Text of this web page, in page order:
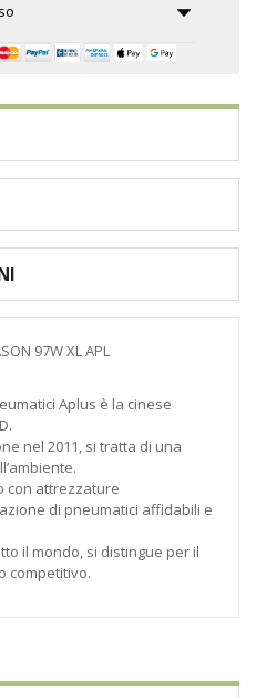
97W XL APL
Aplus è la cinese
nel 2011, si tratta di una
con attrezzature
di pneumatici affidabili e
il mondo, si distingue per il
competitivo.